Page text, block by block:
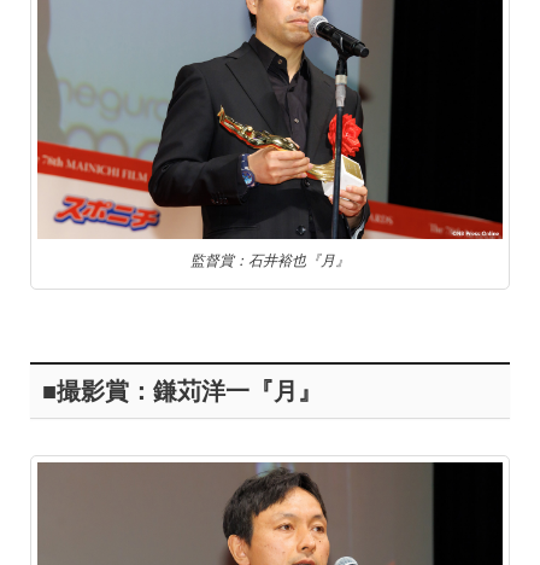
監督賞：石井裕也『月』
■撮影賞：鎌苅洋一『月』